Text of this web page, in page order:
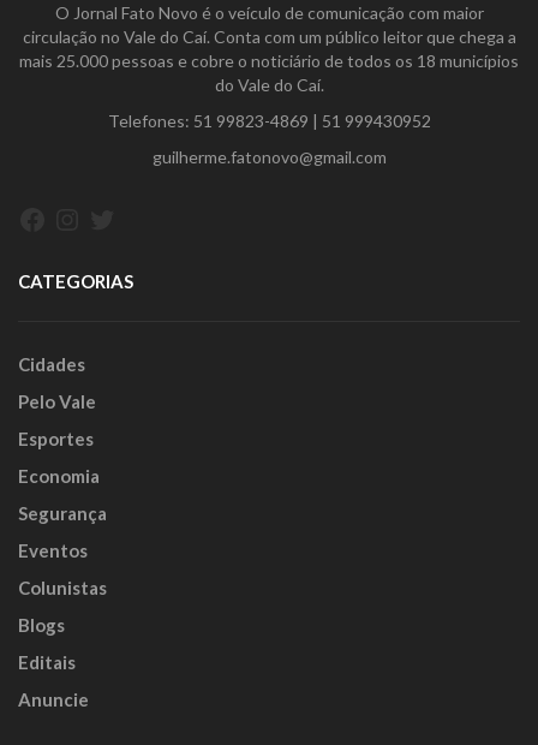
O Jornal Fato Novo é o veículo de comunicação com maior
circulação no Vale do Caí. Conta com um público leitor que chega a
mais 25.000 pessoas e cobre o noticiário de todos os 18 municípios
do Vale do Caí.
Telefones: 51 99823-4869 | 51 999430952
guilherme.fatonovo@gmail.com
CATEGORIAS
Cidades
Pelo Vale
Esportes
Economia
Segurança
Eventos
Colunistas
Blogs
Editais
Anuncie